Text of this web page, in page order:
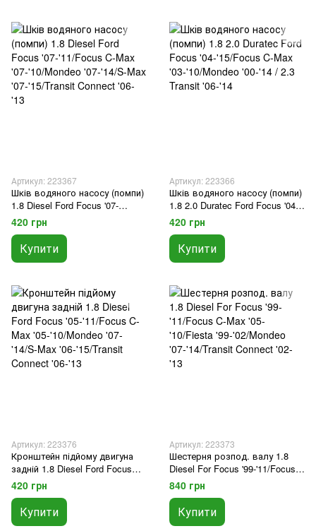
Артикул: 223367
Шків водяного насосу (помпи)
1.8 Diesel Ford Focus '07-
'11/Focus C-Max '07-'10/Mondeo
'07-'14/S-Max '07-'15/Transit
Connect '06-'13
420 грн
Купити
Артикул: 223366
Шків водяного насосу (помпи)
1.8 2.0 Duratec Ford Focus '04-
'15/Focus C-Max '03-'10/Mondeo
'00-'14 / 2.3 Transit '06-'14
420 грн
Купити
Артикул: 223376
Кронштейн підйому двигуна
задній 1.8 Diesel Ford Focus
'05-'11/Focus C-Max '05-
'10/Mondeo '07-'14/S-Max '06-
'15/Transit Connect '06-'13
420 грн
Купити
Артикул: 223373
Шестерня розпод. валу 1.8
Diesel For Focus '99-'11/Focus
C-Max '05-'10/Fiesta '99-
'02/Mondeo '07-'14/Transit
Connect '02-'13
840 грн
Купити